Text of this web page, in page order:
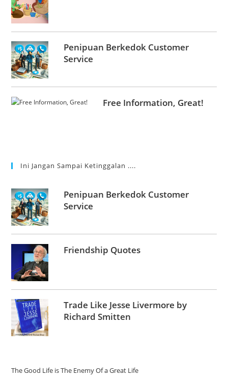
Penipuan Berkedok Customer
Service
Free Information, Great!
Ini Jangan Sampai Ketinggalan ....
Penipuan Berkedok Customer
Service
Friendship Quotes
Trade Like Jesse Livermore by
Richard Smitten
The Good Life is The Enemy Of a Great Life